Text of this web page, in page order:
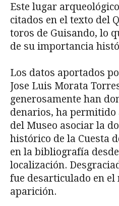
Este lugar
citados en el texto del
toros de Guisando, lo
de su importancia
Los datos aportados
Jose Luis Morata
generosamente han
denarios, ha permitido
del Museo asociar la
histórico de la Cuesta
en la bibliografía
localización.
fue desarticulado en el
aparición.